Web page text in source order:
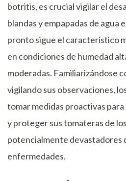
botritis, es crucial vigilar el
blandas y empapadas de agua
pronto sigue el característico
en condiciones de humedad
moderadas. Familiarizándose
vigilando sus observaciones,
tomar medidas proactivas
y proteger sus tomateras de
potencialmente devastadores
enfermedades.